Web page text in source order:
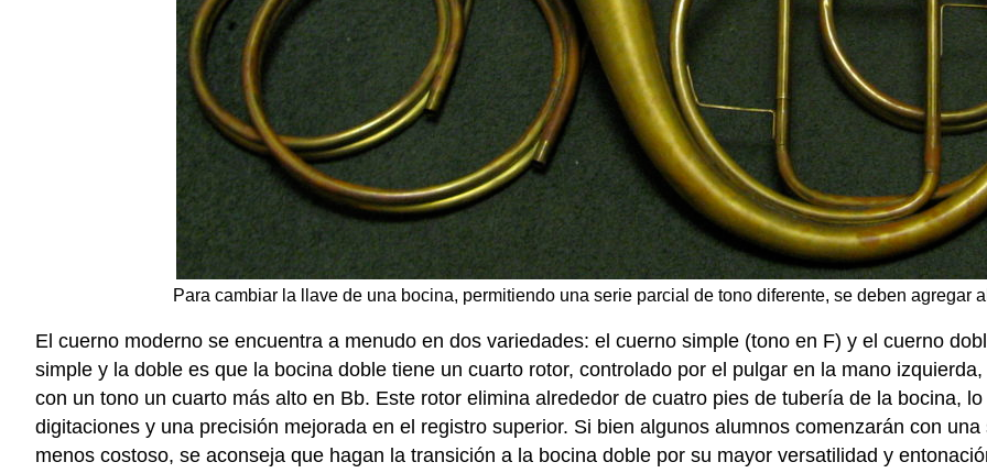
Para cambiar la llave de una bocina, permitiendo una serie parcial de tono diferente, se deben agregar
El cuerno moderno se encuentra a menudo en dos variedades: el cuerno simple (tono en F) y el cuerno
simple y la doble es que la bocina doble tiene un cuarto rotor, controlado por el pulgar en la mano
con un tono un cuarto más alto en Bb. Este rotor elimina alrededor de cuatro pies de tubería de la bocina,
digitaciones y una precisión mejorada en el registro superior. Si bien algunos alumnos comenzarán con
menos costoso, se aconseja que hagan la transición a la bocina doble por su mayor versatilidad y